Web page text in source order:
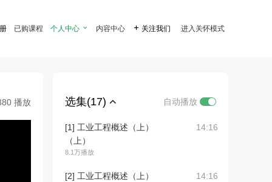
已购课程 个人中心  内容中心  关注我们 进入关怀模式
播放 选集(17) 自动播放
[1] 工业工程概述（上）
（上）
8.1万播放
14:16
[2] 工业工程概述（上）
14:16